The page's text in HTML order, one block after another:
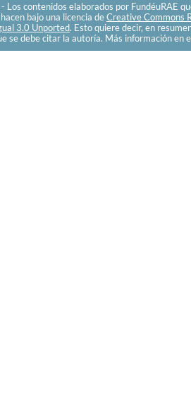
Los contenidos elaborados por FundéuRAE
bajo una licencia de Creative Commons
3.0 Unported. Esto quiere decir, en
se debe citar la autoría. Más información en